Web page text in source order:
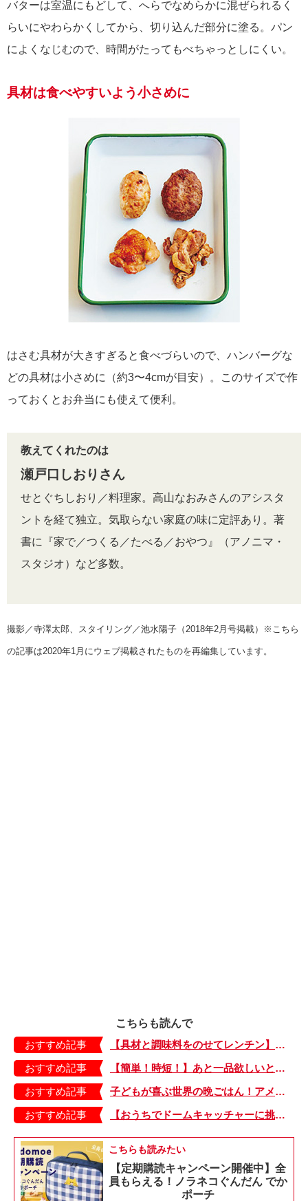
バターは室温にもどして、へらでなめらかに混ぜられるく
らいにやわらかくしてから、切り込んだ部分に塗る。パン
によくなじむので、時間がたってもべちゃっとしにくい。
具材は食べやすいよう小さめに
はさむ具材が大きすぎると食べづらいので、ハンバーグな
どの具材は小さめに（約3〜4cmが目安）。このサイズで作
っておくとお弁当にも使えて便利。
教えてくれたのは
瀬戸口しおりさん
せとぐちしおり／料理家。高山なおみさんのアシスタ
ントを経て独立。気取らない家庭の味に定評あり。著
書に『家で／つくる／たべる／おやつ』（アノニマ・
スタジオ）など多数。
撮影／寺澤太郎、スタイリング／池水陽子（2018年2月号掲載）※こちら
の記事は2020年1月にウェブ掲載されたものを再編集しています。
こちらも読んで
おすすめ記事
【具材と調味料をのせてレンチン】ケチャップ×バターの王道味！「うどんナポリタン」のできあがり♪
おすすめ記事
【簡単！時短！】あと一品欲しいときにおすすめの「卵とレタスの炒めもの」のレシピ
おすすめ記事
子どもが喜ぶ世界の晩ごはん！アメリカのフライドチキン＆フライドポテト
おすすめ記事
【おうちでドームキャッチャーに挑戦だ】アンパンマン わくわくドームキャッチャー
こちらも読みたい
【定期購読キャンペーン開催中】全
員もらえる！ノラネコぐんだん でか
ポーチ